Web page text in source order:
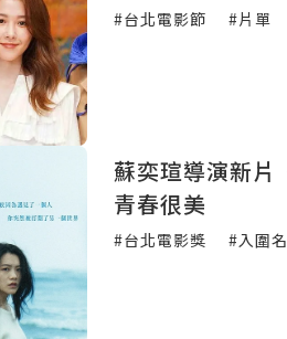
#台北電影節 #片單
蘇奕瑄導演新片
青春很美
#台北電影獎 #入圍